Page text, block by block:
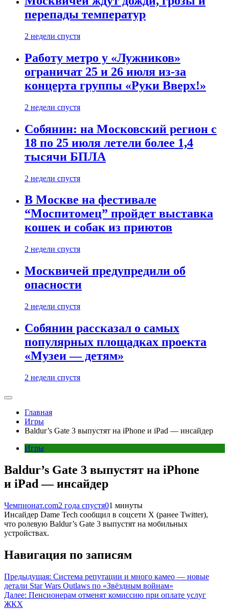
перепады температур
2 недели спустя
Работу метро у «Лужников»
ограничат 25 и 26 июля из-за
концерта группы «Руки Вверх!»
2 недели спустя
Собянин: на Московский регион с
18 по 25 июля летели более 1,4
тысячи БПЛА
2 недели спустя
В Москве на фестивале
“Моспитомец” пройдет выставка
кошек и собак из приютов
2 недели спустя
Москвичей предупредили об
опасности
2 недели спустя
Собянин рассказал о самых
популярных площадках проекта
«Музеи — детям»
2 недели спустя
Главная
Игры
Baldur’s Gate 3 выпустят на iPhone и iPad — инсайдер
Игры
Baldur’s Gate 3 выпустят на iPhone
и iPad — инсайдер
Чемпионат.com2 года спустя01 минуты
Инсайдер Dame Tech сообщил в соцсети X (ранее Twitter),
что ролевую Baldur’s Gate 3 выпустят на мобильных
устройствах.
Навигация по записям
Предыдущая: Система репутации и много камео — новые
детали Star Wars Outlaws по «Звёздным войнам»
Далее: Пенсионерам отменят комиссию при оплате услуг
ЖКХ